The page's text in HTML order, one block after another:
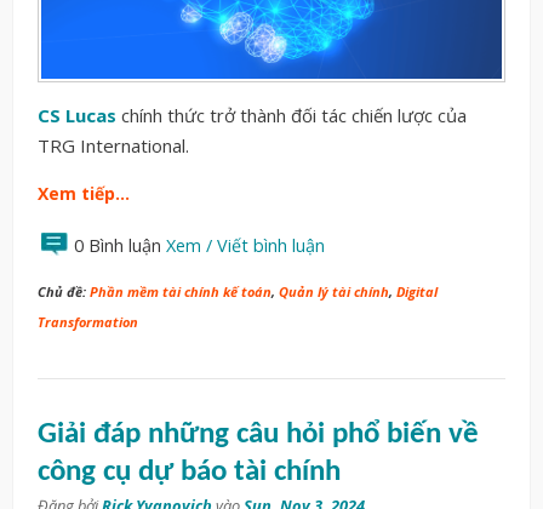
CS Lucas chính thức trở thành đối tác chiến lược của
TRG International.
Xem tiếp…
0 Bình luận Xem / Viết bình luận
Chủ đề: Phần mềm tài chính kế toán, Quản lý tài chính, Digital
Transformation
Giải đáp những câu hỏi phổ biến về
công cụ dự báo tài chính